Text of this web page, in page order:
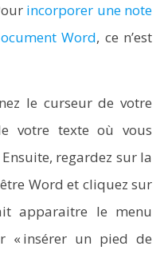
incorporer une note
Word, ce n’est
le curseur de votre
votre texte où vous
regardez sur la
Word et cliquez sur
apparaitre le menu
« insérer un pied de